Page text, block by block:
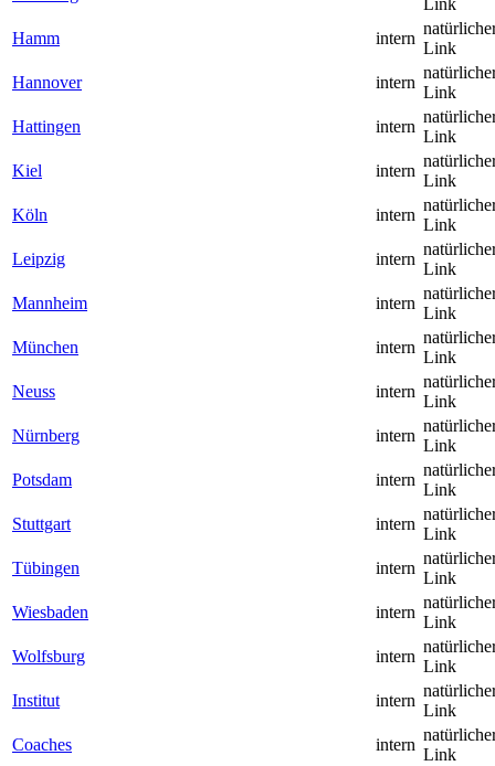
Link
Hamm
intern
Link
Hannover
intern
Link
Hattingen
intern
Link
Kiel
intern
Link
Köln
intern
Link
Leipzig
intern
Link
Mannheim
intern
Link
München
intern
Link
Neuss
intern
Link
Nürnberg
intern
Link
Potsdam
intern
Link
Stuttgart
intern
Link
Tübingen
intern
Link
Wiesbaden
intern
Link
Wolfsburg
intern
Link
Institut
intern
Link
Coaches
intern
Link